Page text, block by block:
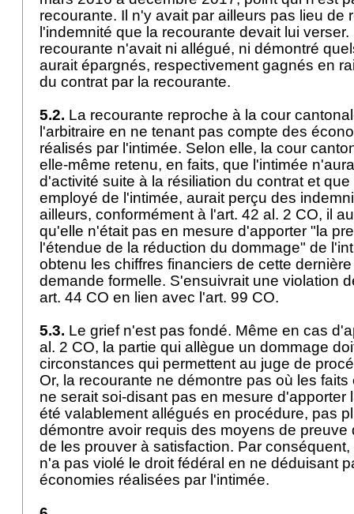
recourante. Il n'y avait par ailleurs pas lieu de
l'indemnité que la recourante devait lui verser.
recourante n'avait ni allégué, ni démontré
aurait épargnés, respectivement gagnés en
du contrat par la recourante.
5.2. La recourante reproche à la cour
l'arbitraire en ne tenant pas compte des
réalisés par l'intimée. Selon elle, la cour
elle-même retenu, en faits, que l'intimée
d'activité suite à la résiliation du contrat et
employé de l'intimée, aurait perçu des
ailleurs, conformément à l'art. 42 al. 2 CO, il
qu'elle n'était pas en mesure d'apporter "la
l'étendue de la réduction du dommage" de
obtenu les chiffres financiers de cette
demande formelle. S'ensuivrait une violation
art. 44 CO en lien avec l'art. 99 CO.
5.3. Le grief n'est pas fondé. Même en cas
al. 2 CO, la partie qui allègue un dommage
circonstances qui permettent au juge de
Or, la recourante ne démontre pas où les
ne serait soi-disant pas en mesure d'apporter
été valablement allégués en procédure, pas
démontre avoir requis des moyens de preuve
de les prouver à satisfaction. Par
n'a pas violé le droit fédéral en ne déduisant
économies réalisées par l'intimée.